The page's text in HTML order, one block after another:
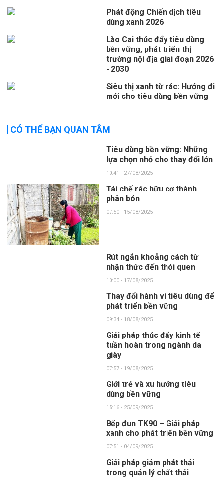
Phát động Chiến dịch tiêu
dùng xanh 2026
Lào Cai thúc đẩy tiêu dùng
bền vững, phát triển thị
trường nội địa giai đoạn 2026
- 2030
Siêu thị xanh từ rác: Hướng đi
mới cho tiêu dùng bền vững
CÓ THỂ BẠN QUAN TÂM
Tiêu dùng bền vững: Những
lựa chọn nhỏ cho thay đổi lớn
10:41 - 27/08/2025
Tái chế rác hữu cơ thành
phân bón
07:50 - 15/08/2025
Rút ngắn khoảng cách từ
nhận thức đến thói quen
10:00 - 17/08/2025
Thay đổi hành vi tiêu dùng để
phát triển bền vững
09:34 - 18/08/2025
Giải pháp thúc đẩy kinh tế
tuần hoàn trong ngành da
giày
07:57 - 19/08/2025
Giới trẻ và xu hướng tiêu
dùng bền vững
15:16 - 25/09/2025
Bếp đun TK90 – Giải pháp
xanh cho phát triển bền vững
07:51 - 04/09/2025
Giải pháp giảm phát thải
trong quản lý chất thải